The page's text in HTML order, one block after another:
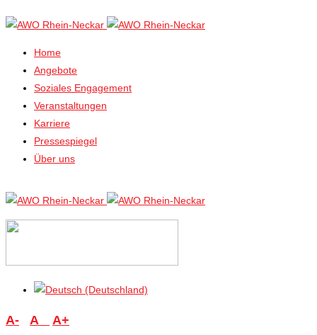
Home
Angebote
Soziales Engagement
Veranstaltungen
Karriere
Pressespiegel
Über uns
A- A A+